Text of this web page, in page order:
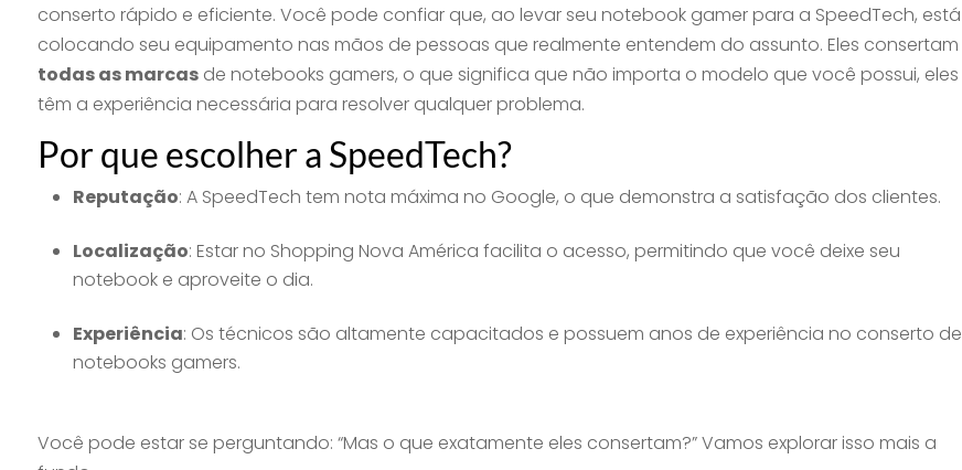
conserto rápido e eficiente. Você pode confiar que, ao levar seu notebook gamer para a SpeedTech, está
colocando seu equipamento nas mãos de pessoas que realmente entendem do assunto. Eles consertam
todas as marcasde notebooks gamers, o que significa que não importa o modelo que você possui, eles
têm a experiência necessária para resolver qualquer problema.
Por que escolher a SpeedTech?
Reputação: A SpeedTech tem nota máxima no Google, o que demonstra a satisfação dos clientes.
Localização: Estar no Shopping Nova América facilita o acesso, permitindo que você deixe seu
notebook e aproveite o dia.
Experiência: Os técnicos são altamente capacitados e possuem anos de experiência no conserto de
notebooks gamers.
Você pode estar se perguntando: “Mas o que exatamente eles consertam?” Vamos explorar isso mais a